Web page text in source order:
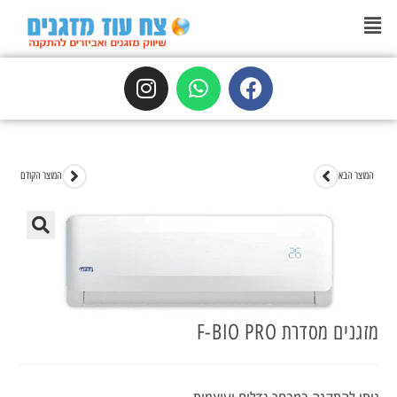
המוצר הקודם המוצר הבא
מזגנים מסדרת F-BIO PRO